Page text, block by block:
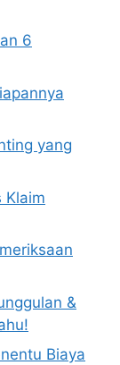
6
yang
Klaim
&
Biaya